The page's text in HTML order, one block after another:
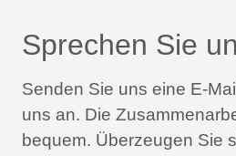
Sprechen Sie
Senden Sie uns eine E-
uns an. Die
bequem. Überzeugen Sie